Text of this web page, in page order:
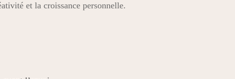
et la croissance personnelle.